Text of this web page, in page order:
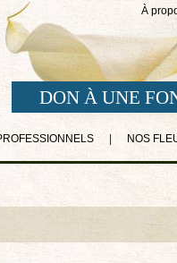
À
DON À UNE
NOS